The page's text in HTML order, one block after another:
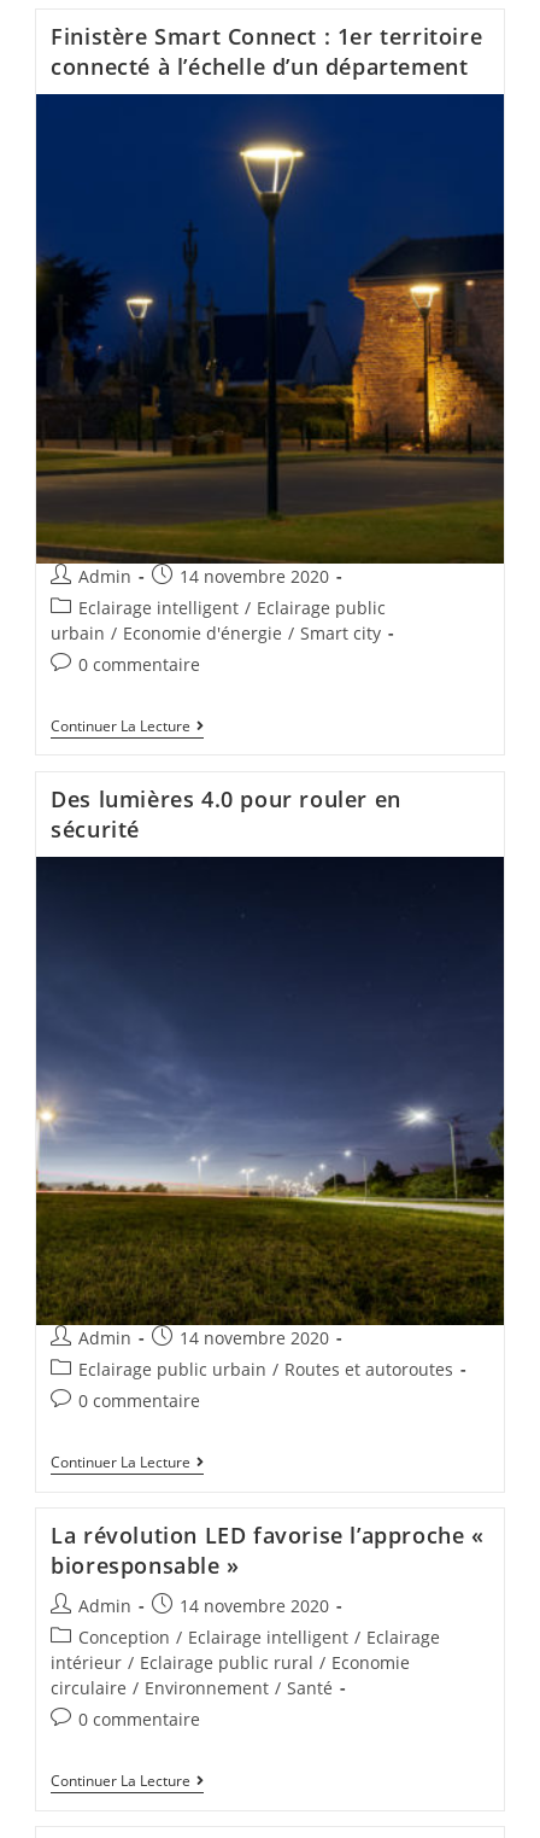
Finistère Smart Connect : 1er territoire
connecté à l’échelle d’un département
Admin
14 novembre 2020
Eclairage intelligent / Eclairage public
urbain / Economie d'énergie / Smart city
0 commentaire
Continuer La Lecture
Des lumières 4.0 pour rouler en
sécurité
Admin
14 novembre 2020
Eclairage public urbain / Routes et autoroutes
0 commentaire
Continuer La Lecture
La révolution LED favorise l’approche «
bioresponsable »
Admin
14 novembre 2020
Conception / Eclairage intelligent / Eclairage
intérieur / Eclairage public rural / Economie
circulaire / Environnement / Santé
0 commentaire
Continuer La Lecture